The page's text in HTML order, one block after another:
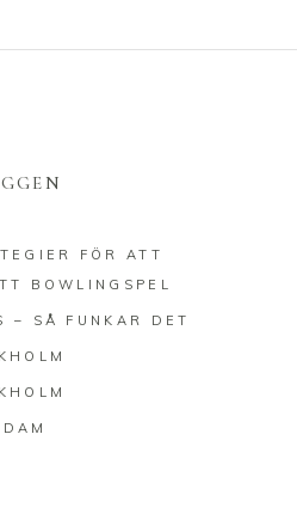
FÖR ATT
BOWLINGSPEL
– SÅ FUNKAR DET